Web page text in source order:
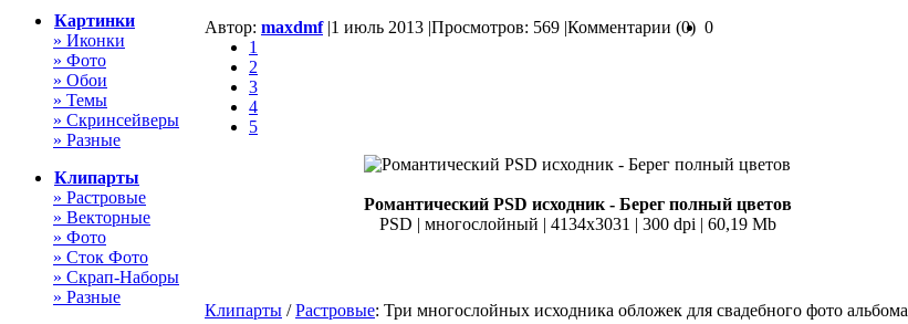
Картинки
» Иконки
» Фото
» Обои
» Темы
» Скринсейверы
» Разные
Клипарты
» Растровые
» Векторные
» Фото
» Сток Фото
» Скрап-Наборы
» Разные
Автор: maxdmf|1 июль 2013 |Просмотров: 569 |Комментарии (0) 0
1
2
3
4
5
Романтический PSD исходник - Берег полный цветов
PSD | многослойный | 4134x3031 | 300 dpi | 60,19 Mb
Клипарты /Растровые: Три многослойных исходника обложек для свадебного фото альбома